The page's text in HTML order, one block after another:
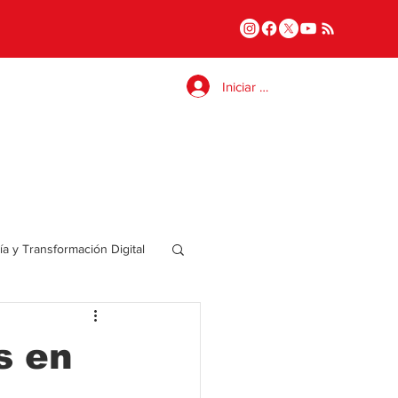
Iniciar sesión
y Transformación Digital
en